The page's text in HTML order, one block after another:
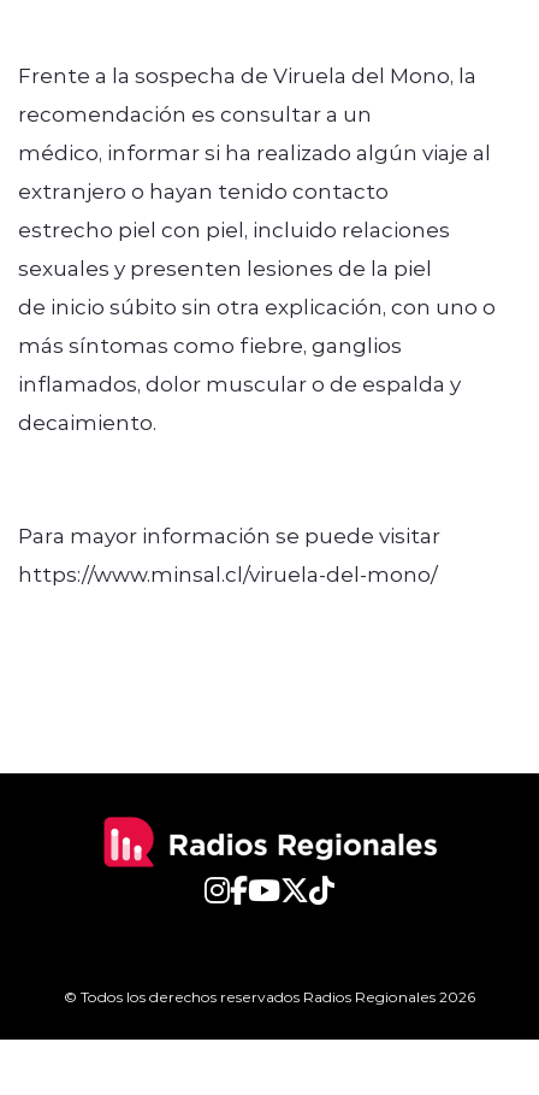
Frente a la sospecha de Viruela del Mono, la
recomendación es consultar a un
médico, informar si ha realizado algún viaje al
extranjero o hayan tenido contacto
estrecho piel con piel, incluido relaciones
sexuales y presenten lesiones de la piel
de inicio súbito sin otra explicación, con uno o
más síntomas como fiebre, ganglios
inflamados, dolor muscular o de espalda y
decaimiento.
Para mayor información se puede visitar
https://www.minsal.cl/viruela-del-mono/
© Todos los derechos reservados Radios Regionales 2026